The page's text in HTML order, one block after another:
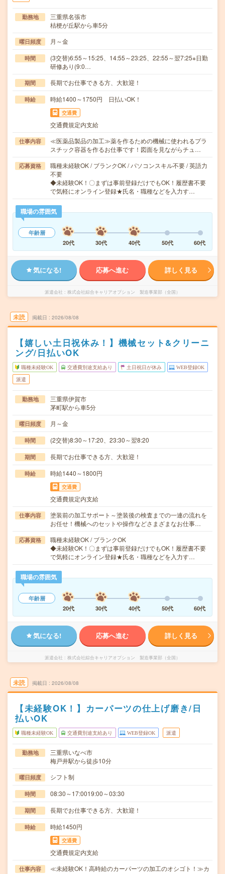
勤務地
三重県名張市
桔梗が丘駅から車5分
曜日頻度 月～金
時間
(3交替)6:55～15:25、14:55～23:25、22:55～翌7:25※日勤
研修あり(9:0…
期間 長期でお仕事できる方、大歓迎！
時給 時給1400～1750円 日払いOK！
交通費
交通費規定内支給
仕事内容
≪医薬品製品の加工≫薬を作るための機械に使われるプラ
スチック容器を作るお仕事です！図面を見ながらチュ…
応募資格
職種未経験OK / ブランクOK / パソコンスキル不要 / 英語力
不要
◆未経験OK！〇まずは事前登録だけでもOK！履歴書不要
で気軽にオンライン登録★氏名・職種などを入力す…
職場の雰囲気
年齢層
20代
30代 40代 50代 60代
気になる! 応募へ進む 詳しく見る
派遣会社 株式会社綜合キャリアオプション 製造事業部（全国）
未読 掲載日 2026/08/08
【嬉しい土日祝休み！】機械セット&クリーニ
ング/日払いOK
職種未経験OK 交通費別途支給あり 土日祝日が休み WEB登録OK
派遣
勤務地
三重県伊賀市
茅町駅から車5分
曜日頻度 月～金
時間 (2交替)8:30～17:20、23:30～翌8:20
期間 長期でお仕事できる方、大歓迎！
時給 時給1440～1800円
交通費
交通費規定内支給
仕事内容
塗装前の加工サポート～塗装後の検査までの一連の流れを
お任せ！機械へのセットや操作などさまざまなお仕事…
応募資格
職種未経験OK / ブランクOK
◆未経験OK！〇まずは事前登録だけでもOK！履歴書不要
で気軽にオンライン登録★氏名・職種などを入力す…
職場の雰囲気
年齢層
20代
30代 40代 50代 60代
気になる! 応募へ進む 詳しく見る
派遣会社 株式会社綜合キャリアオプション 製造事業部（全国）
未読 掲載日 2026/08/08
【未経験OK！】カーパーツの仕上げ磨き/日
払いOK
職種未経験OK 交通費別途支給あり WEB登録OK 派遣
勤務地
三重県いなべ市
梅戸井駅から徒歩10分
曜日頻度 シフト制
時間 08:30～17:0019:00～03:30
期間 長期でお仕事できる方、大歓迎！
時給 時給1450円
交通費
交通費規定内支給
仕事内容
≪未経験OK！高時給のカーパーツの加工のオシゴト！≫カ